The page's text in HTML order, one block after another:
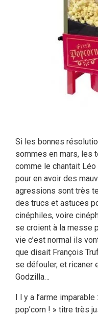
Si les bonnes
sommes en mars, les
comme le chantait
pour en avoir des
agressions sont très
des trucs et astuces
cinéphiles, voire
se croient à la messe
vie c’est normal ils
que disait François
se défouler, et ricaner
Godzilla…
I l y a l’arme
pop’corn ! » titre très